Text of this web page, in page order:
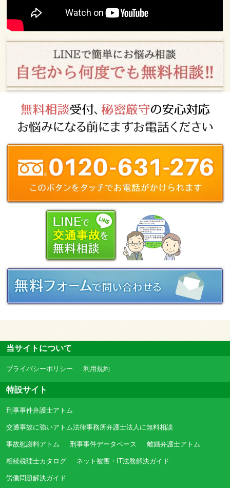
当サイトについて
プライバシーポリシー 利用規約
特設サイト
刑事事件弁護士アトム
交通事故に強いアトム法律事務所弁護士法人に無料相談
事故慰謝料アトム 刑事事件データベース 離婚弁護士アトム
相続税理士カタログ ネット被害・IT法務解決ガイド
労働問題解決ガイド